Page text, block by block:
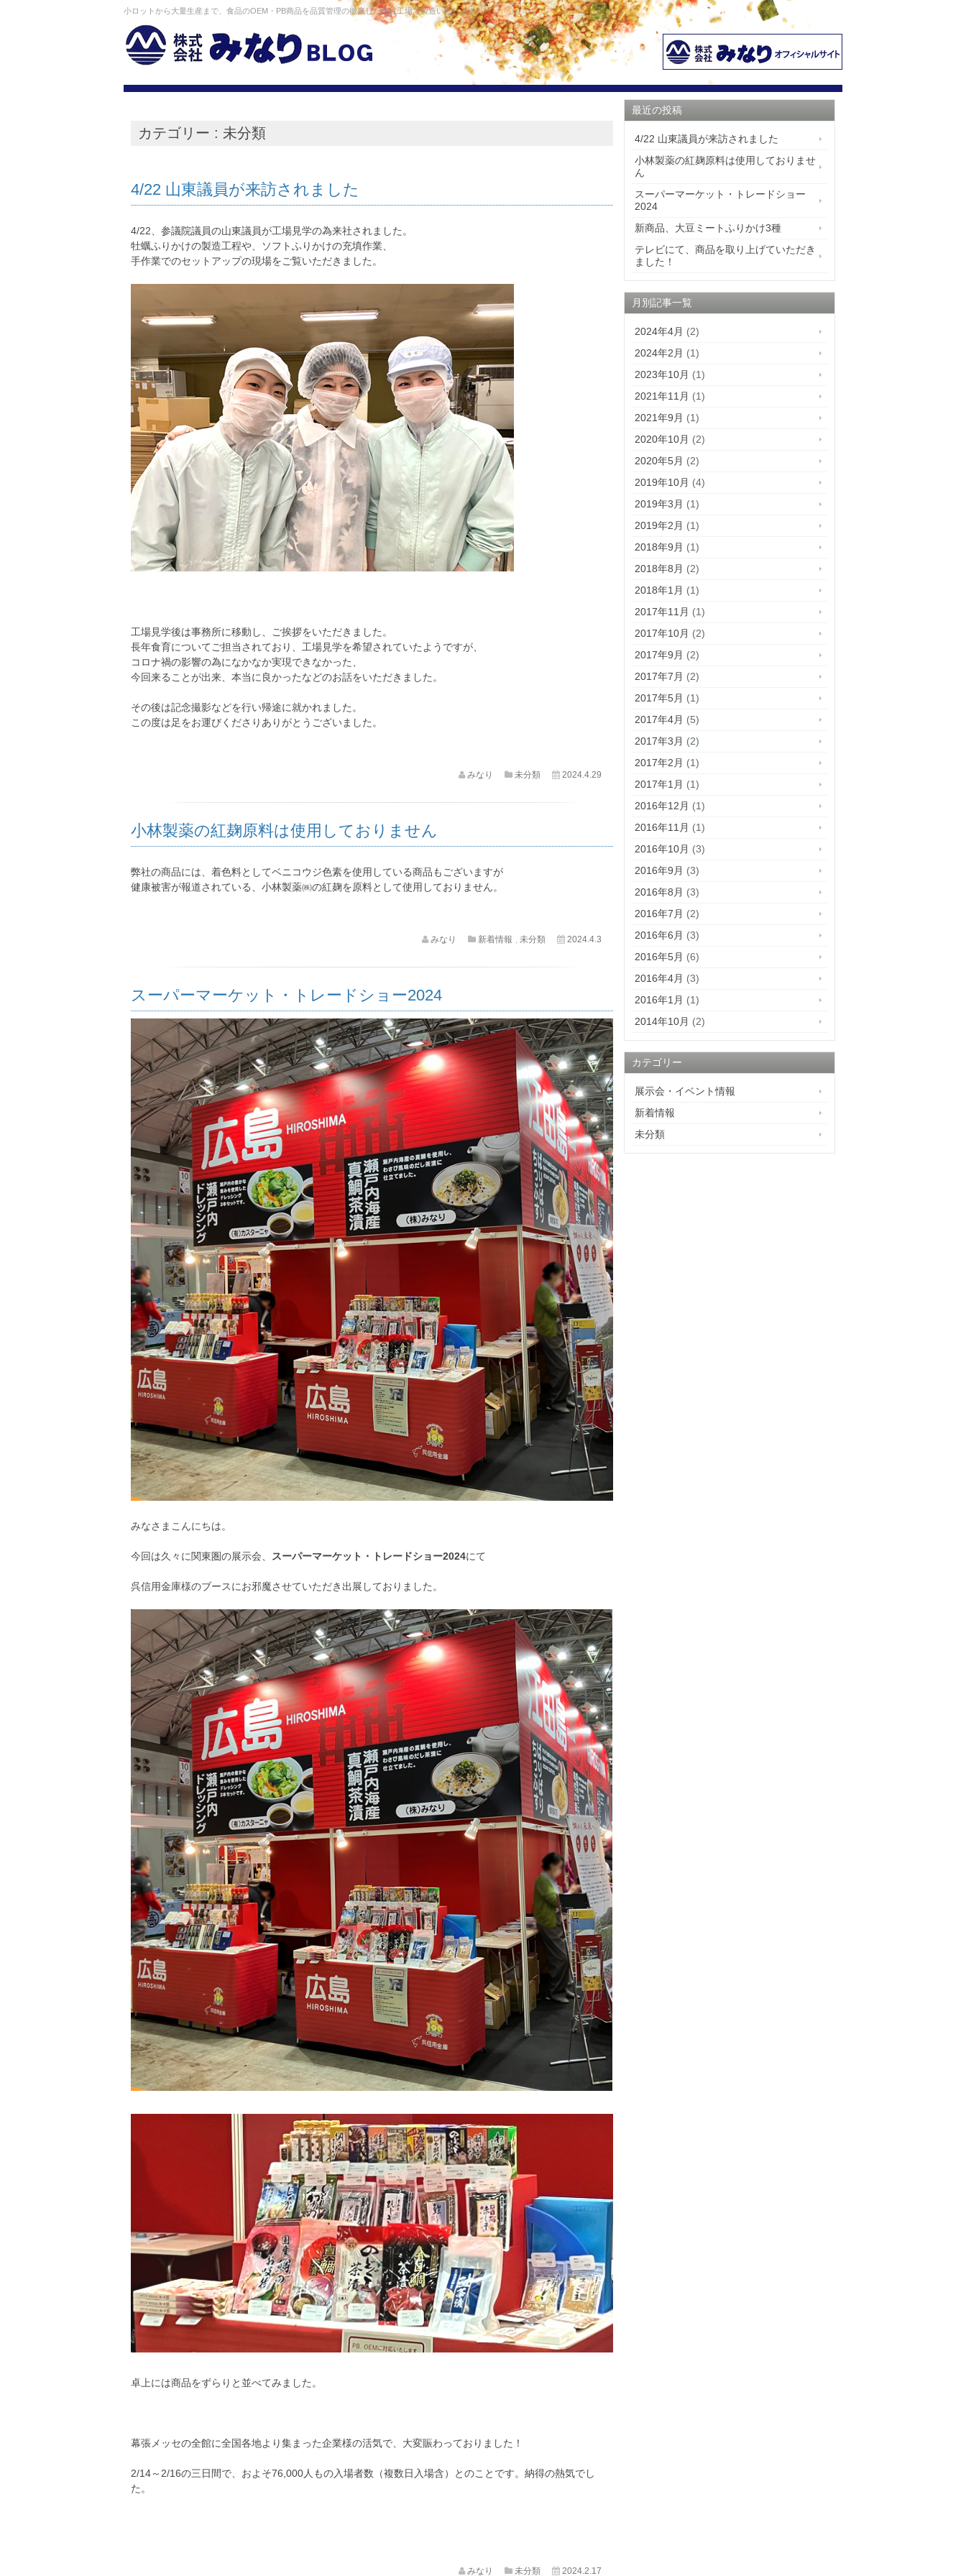
コンテンツへ移動
小ロットから大量生産まで、食品のOEM・PB商品を品質管理の徹底した自社工場で製造いたします。
カテゴリー : 未分類
4/22 山東議員が来訪されました
4/22、参議院議員の山東議員が工場見学の為来社されました。
牡蠣ふりかけの製造工程や、ソフトふりかけの充填作業、
手作業でのセットアップの現場をご覧いただきました。
工場見学後は事務所に移動し、ご挨拶をいただきました。
長年食育についてご担当されており、工場見学を希望されていたようですが、
コロナ禍の影響の為になかなか実現できなかった、
今回来ることが出来、本当に良かったなどのお話をいただきました。
その後は記念撮影などを行い帰途に就かれました。
この度は足をお運びくださりありがとうございました。
みなり 未分類 2024.4.29
小林製薬の紅麹原料は使用しておりません
弊社の商品には、着色料としてベニコウジ色素を使用している商品もございますが
健康被害が報道されている、小林製薬㈱の紅麹を原料として使用しておりません。
みなり 新着情報 未分類 2024.4.3
スーパーマーケット・トレードショー2024
みなさまこんにちは。
今回は久々に関東圏の展示会、 スーパーマーケット・トレードショー2024にて
呉信用金庫様のブースにお邪魔させていただき出展しておりました。
卓上には商品をずらりと並べてみました。
幕張メッセの全館に全国各地より集まった企業様の活気で、大変賑わっておりました！
2/14～2/16の三日間で、およそ76,000人もの入場者数（複数日入場含）とのことです。納得の熱気でし
た。
みなり 未分類 2024.2.17
最近の投稿
4/22 山東議員が来訪されました
小林製薬の紅麹原料は使用しておりませ
ん
スーパーマーケット・トレードショー
2024
新商品、大豆ミートふりかけ3種
テレビにて、商品を取り上げていただき
ました！
月別記事一覧
2024年4月 (2)
2024年2月 (1)
2023年10月 (1)
2021年11月 (1)
2021年9月 (1)
2020年10月 (2)
2020年5月 (2)
2019年10月 (4)
2019年3月 (1)
2019年2月 (1)
2018年9月 (1)
2018年8月 (2)
2018年1月 (1)
2017年11月 (1)
2017年10月 (2)
2017年9月 (2)
2017年7月 (2)
2017年5月 (1)
2017年4月 (5)
2017年3月 (2)
2017年2月 (1)
2017年1月 (1)
2016年12月 (1)
2016年11月 (1)
2016年10月 (3)
2016年9月 (3)
2016年8月 (3)
2016年7月 (2)
2016年6月 (3)
2016年5月 (6)
2016年4月 (3)
2016年1月 (1)
2014年10月 (2)
カテゴリー
展示会・イベント情報
新着情報
未分類